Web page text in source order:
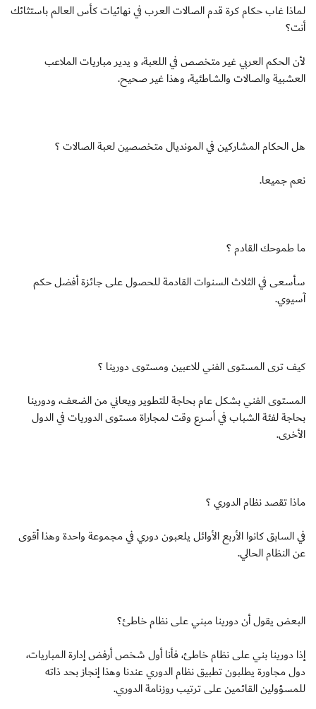
لماذا غاب حكام كرة قدم الصالات العرب في نهائيات كأس العالم باستثائك
أنت؟
لأن الحكم العربي غير متخصص في اللعبة، و يدير مباريات الملاعب
العشبية والصالات والشاطئية، وهذا غير صحيح.
هل الحكام المشاركين في المونديال متخصصين لعبة الصالات ؟
نعم جميعا.
ما طموحك القادم ؟
سأسعى في الثلاث السنوات القادمة للحصول على جائزة أفضل حكم
آسيوي.
كيف ترى المستوى الفني للاعبين ومستوى دورينا ؟
المستوى الفني بشكل عام بحاجة للتطوير ويعاني من الضعف، ودورينا
بحاجة لفئة الشباب في أسرع وقت لمجاراة مستوى الدوريات في الدول
الأخرى.
ماذا تقصد نظام الدوري ؟
في السابق كانوا الأربع الأوائل يلعبون دوري في مجموعة واحدة وهذا أقوى
عن النظام الحالي.
البعض يقول أن دورينا مبني على نظام خاطئ؟
إذا دورينا بني على نظام خاطئ، فأنا أول شخص أرفض إدارة المباريات،
دول مجاورة يطلبون تطبيق نظام الدوري عندنا وهذا إنجاز بحد ذاته
للمسؤولين القائمين على ترتيب روزنامة الدوري.